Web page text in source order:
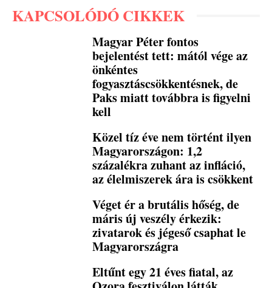
KAPCSOLÓDÓ CIKKEK
Magyar Péter fontos
bejelentést tett: mától vége az
önkéntes
fogyasztáscsökkentésnek, de
Paks miatt továbbra is figyelni
kell
Közel tíz éve nem történt ilyen
Magyarországon: 1,2
százalékra zuhant az infláció,
az élelmiszerek ára is csökkent
Véget ér a brutális hőség, de
máris új veszély érkezik:
zivatarok és jégeső csaphat le
Magyarországra
Eltűnt egy 21 éves fiatal, az